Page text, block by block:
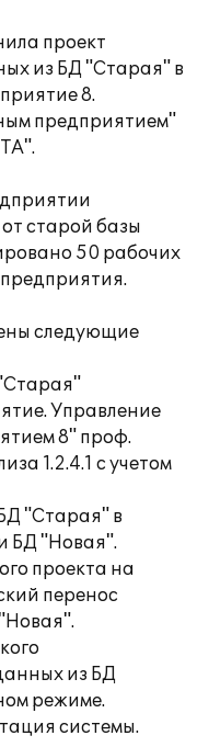
проект
из БД "Старая" в
8.
предприятием"
старой базы
50 рабочих
следующие
Управление
8" проф.
1.2.4.1 с учетом
"Старая" в
БД "Новая".
проекта на
перенос
из БД
режиме.
системы.